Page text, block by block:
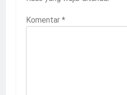
Komentar *